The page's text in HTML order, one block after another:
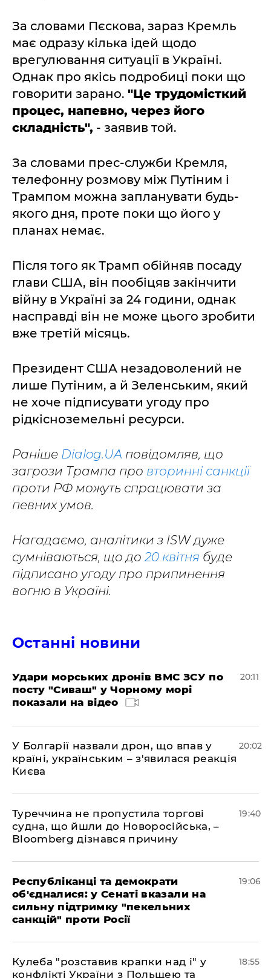
За словами Пєскова, зараз Кремль
має одразу кілька ідей щодо
врегулювання ситуації в Україні.
Однак про якісь подробиці поки що
говорити зарано. "Це трудомісткий
процес, напевно, через його
складність", - заявив той.
За словами прес-служби Кремля,
телефонну розмову між Путіним і
Трампом можна запланувати будь-
якого дня, проте поки що його у
планах немає.
Після того як Трамп обійняв посаду
глави США, він пообіцяв закінчити
війну в Україні за 24 години, однак
насправді він не може цього зробити
вже третій місяць.
Президент США незадоволений не
лише Путіним, а й Зеленським, який
не хоче підписувати угоду про
рідкісноземельні ресурси.
Раніше Dialog.UA повідомляв, що
загрози Трампа про вторинні санкції
проти РФ можуть спрацювати за
певних умов.
Нагадаємо, аналітики з ISW дуже
сумніваються, що до20 квітня буде
підписано угоду про припинення
вогню в Україні.
Останні новини
Удари морських дронів ВМС ЗСУ по
посту "Сиваш" у Чорному морі
показали на відео
20:11
У Болгарії назвали дрон, що впав у
країні, українським – з'явилася реакція
Києва
20:02
Туреччина не пропустила торгові
судна, що йшли до Новоросійська, –
Bloomberg дізнався причину
19:40
Республіканці та демократи
об'єдналися: у Сенаті вказали на
сильну підтримку "пекельних
санкцій" проти Росії
19:06
Кулеба "розставив крапки над і" у
конфлікті України з Польщею та
18:55